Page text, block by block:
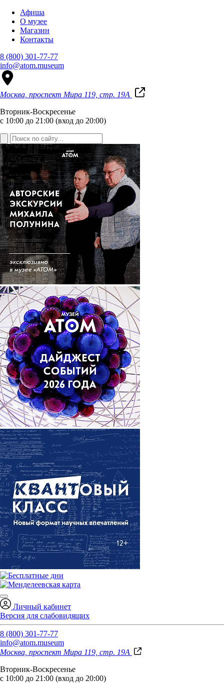
Афиша
О музее
Магазин
Контакты
8 (800) 301-77-77
info@atom.museum
Москва, проспект Мира 119, стр. 19А
Вторник-Воскресенье
с 10:00 до 21:00 (вход до 20:00)
Личный кабинет
Версия для слабовидящих
8 (800) 301-77-77
info@atom.museum
Москва, проспект Мира 119, стр. 19А
Вторник-Воскресенье
с 10:00 до 21:00 (вход до 20:00)